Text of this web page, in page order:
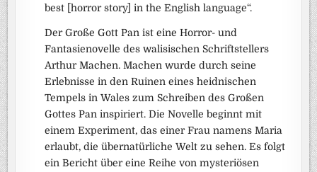
best [horror story] in the English language“.
Der Große Gott Pan ist eine Horror- und
Fantasienovelle des walisischen Schriftstellers
Arthur Machen. Machen wurde durch seine
Erlebnisse in den Ruinen eines heidnischen
Tempels in Wales zum Schreiben des Großen
Gottes Pan inspiriert. Die Novelle beginnt mit
einem Experiment, das einer Frau namens Maria
erlaubt, die übernatürliche Welt zu sehen. Es folgt
ein Bericht über eine Reihe von mysteriösen